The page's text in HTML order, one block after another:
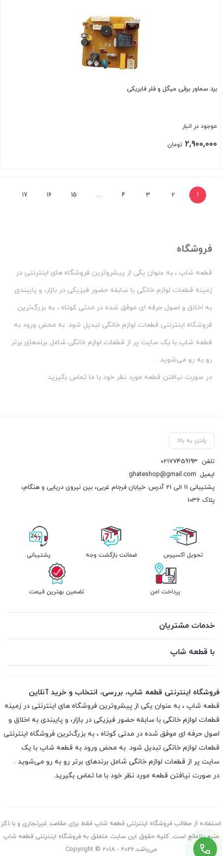
برد سماور برقی میگل و فلر فابریکی
موجود در انبار
2,900,000 تومان
1
2
3
4
…
15
16
17
فروشگاه
قطعه شاپ ، به عنوان یکی از پیشروترین فروشگاه های اینترنتی در
زمینه قطعات لوازم خانگی با سابقه حضور فیزیکی در بازار، و پایبندی
به اخلاق و اصول حرفه ای موفق شده در مدتی کوتاه ، به بزرگ‌ترین
فروشگاه اینترنتی قطعات لوازم خانگی تبدیل شود. به محض ورود به
قطعه شاپ با یک سایت پر از قطعات لوازم خانگی شامل برندهای برتر
رو به رو می‌شوید .
در صورت نیافتن قطعه مورد نظر خود با ما تماس بگیرید.
رفتن به بالا
تلفن 02177459193
ایمیل ghateshop@gmail.com
پشتیبانی 11 الی 21 آدرس: خیابان فرجام غربی، بین نیروی دریایی و هنگام،
پلاک 1036
تحویل اکسپرس ضمانت بازگشت وجه پشتیبانی
پرداخت امن تضمین بهترین قیمت
خدمات مشتریان
با قطعه شاپ
فروشگاه اینترنتی قطعه شاپ، بررسی، انتخاب و خرید آنلاین
قطعه شاپ ، به عنوان یکی از پیشروترین فروشگاه های اینترنتی در زمینه
قطعات لوازم خانگی با سابقه حضور فیزیکی در بازار، و پایبندی به اخلاق و
اصول حرفه ای موفق شده در مدتی کوتاه ، به بزرگ‌ترین فروشگاه اینترنتی
قطعات لوازم خانگی تبدیل شود. به محض ورود به قطعه شاپ با یک
سایت پر از قطعات لوازم خانگی شامل برندهای برتر رو به رو می‌شوید .
در صورت نیافتن قطعه مورد نظر خود با ما تماس بگیرید.
استفاده از مطالب فروشگاه اینترنتی قطعه شاپ فقط برای مقاصد غیرتجاری و با ذکر
منبع بلامانع است. کلیه حقوق این سایت متعلق به فروشگاه اینترنتی قطعه شاپ
می‌باشد.Copyright © 2018 - 2026